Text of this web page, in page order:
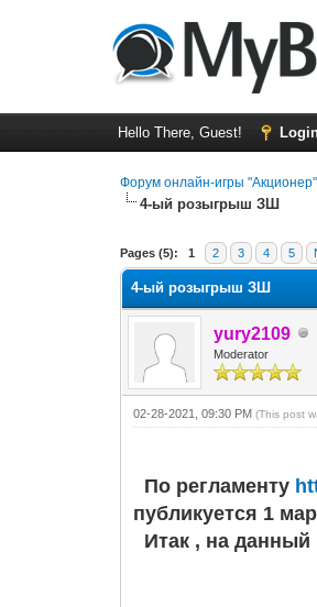
Hello There, Guest!
Форум онлайн-игры "Акционер"
4-ый розыгрыш ЗШ
Pages (5): 1 2 3 4 5
0 Vote(s) - 0 Average
1
2
3
4
5
4-ый розыгрыш ЗШ
yury2109
Moderator
02-28-2021, 09:30 PM(This post
По регламенту
публикуется 1
Итак , на